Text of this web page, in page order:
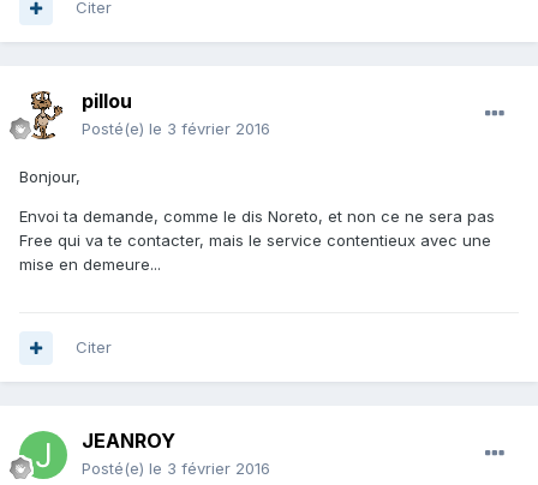
Citer
pillou
Posté(e) le 3 février 2016
Bonjour,
Envoi ta demande, comme le dis Noreto, et non ce ne sera pas
Free qui va te contacter, mais le service contentieux avec une
mise en demeure...
Citer
JEANROY
Posté(e) le 3 février 2016